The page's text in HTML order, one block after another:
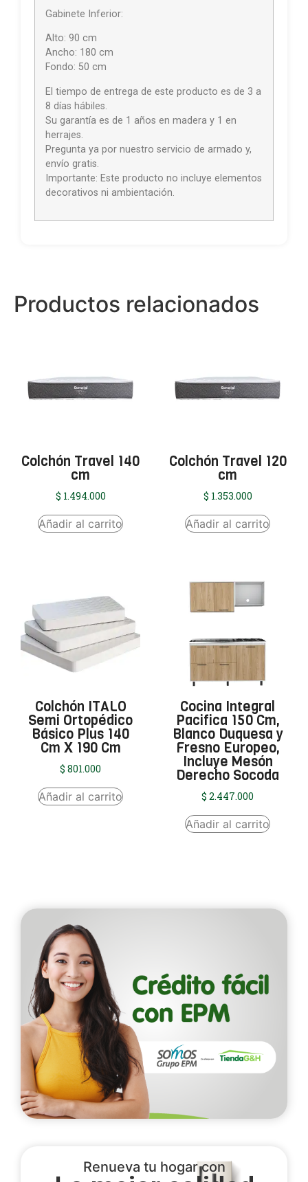
Gabinete Inferior:
Alto: 90 cm
Ancho: 180 cm
Fondo: 50 cm
El tiempo de entrega de este producto es de 3 a
8 días hábiles.
Su garantía es de 1 años en madera y 1 en
herrajes.
Pregunta ya por nuestro servicio de armado y,
envío gratis.
Importante: Este producto no incluye elementos
decorativos ni ambientación.
Productos relacionados
Colchón Travel 140
cm
$ 1.494.000
Añadir al carrito
Colchón Travel 120
cm
$ 1.353.000
Añadir al carrito
Colchón ITALO
Semi Ortopédico
Básico Plus 140
Cm X 190 Cm
$ 801.000
Añadir al carrito
Cocina Integral
Pacifica 150 Cm,
Blanco Duquesa y
Fresno Europeo,
Incluye Mesón
Derecho Socoda
$ 2.447.000
Añadir al carrito
Renueva tu hogar con